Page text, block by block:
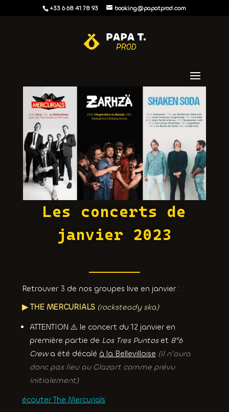
+33 6 68 41 78 93 booking@papatprod.com
Les concerts de
janvier 2023
Retrouver 3 de nos groupes live en janvier :
▶︎ THE MERCURIALS (rocksteady ska)
ATTENTION ⚠️ le concert du 12 janvier en
première partie de Los Tres Puntoset 8°6
Crewa été décalé à la Bellevilloise (il n’aura
donc pas lieu au Glazart comme prévu
initialement)
écouter The Mercurials